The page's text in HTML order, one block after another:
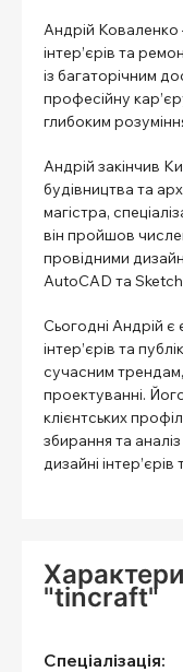
Андрій
інтер’єрів та
із багаторічним
професійну
глибоким
Андрій закінчив
будівництва та
магістра,
він пройшов
провідними
AutoCAD та
Сьогодні Андрій є
інтер’єрів та
сучасним
проектуванні.
клієнтських
збирання та
дизайні інтер’єрів
"tincraft"
Спеціалізація: